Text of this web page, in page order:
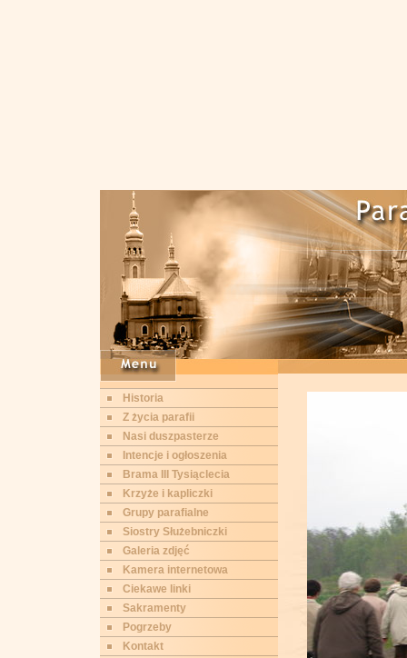
Historia
Z życia parafii
Nasi duszpasterze
Intencje i ogłoszenia
Brama III Tysiąclecia
Krzyże i kapliczki
Grupy parafialne
Siostry Służebniczki
Galeria zdjęć
Kamera internetowa
Ciekawe linki
Sakramenty
Pogrzeby
Kontakt